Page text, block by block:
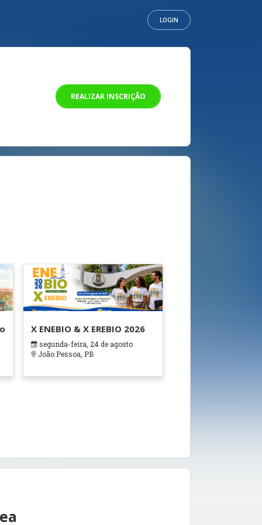
LOGIN
REALIZAR INSCRIÇÃO
X ENEBIO & X EREBIO 2026
segunda-feira, 24 de agosto
João Pessoa, PB